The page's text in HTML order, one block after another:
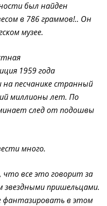
был найден
в 786 граммов!.. Он
музее.
1959 года
песчанике странный
миллионы лет. По
след от подошвы
много.
все это говорит за
звездными пришельцами.
фантазировать в этом